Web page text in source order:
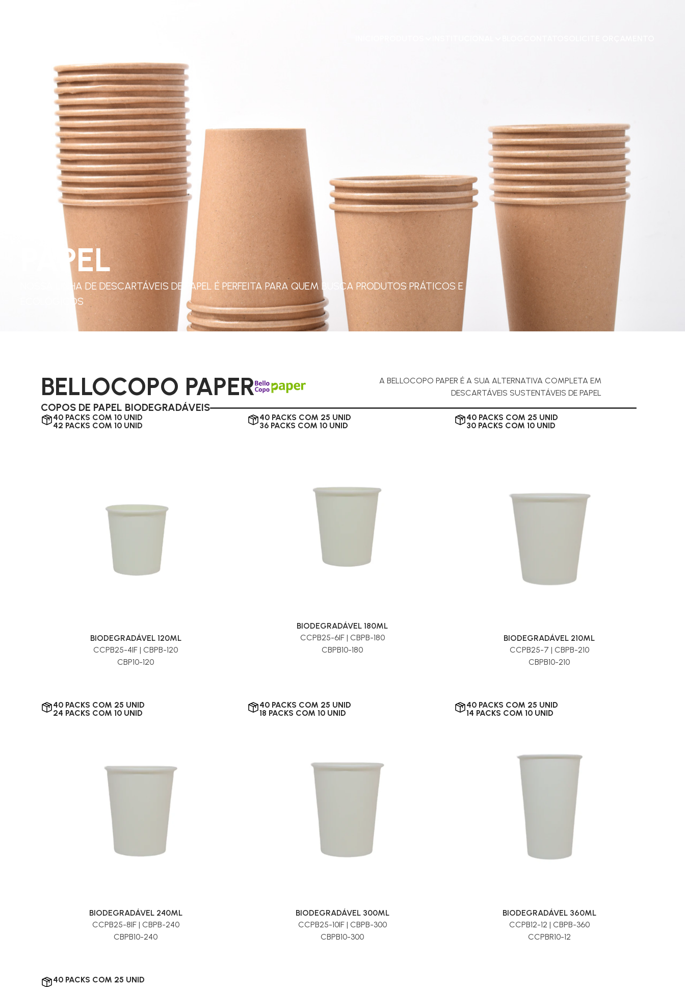
PAPEL
NOSSA LINHA DE DESCARTÁVEIS DE PAPEL É PERFEITA PARA QUEM BUSCA PRODUTOS PRÁTICOS E
ECOLÓGICOS
BELLOCOPO PAPER
A BELLOCOPO PAPER É A SUA ALTERNATIVA COMPLETA EM
DESCARTÁVEIS SUSTENTÁVEIS DE PAPEL
COPOS DE PAPEL BIODEGRADÁVEIS
40 PACKS COM 10 UNID
42 PACKS COM 10 UNID
BIODEGRADÁVEL 120ML
CCPB25-4IF | CBPB-120
CBP10-120
40 PACKS COM 25 UNID
36 PACKS COM 10 UNID
BIODEGRADÁVEL 180ML
CCPB25-6IF | CBPB-180
CBPB10-180
40 PACKS COM 25 UNID
30 PACKS COM 10 UNID
BIODEGRADÁVEL 210ML
CCPB25-7 | CBPB-210
CBPB10-210
40 PACKS COM 25 UNID
24 PACKS COM 10 UNID
BIODEGRADÁVEL 240ML
CCPB25-8IF | CBPB-240
CBPB10-240
40 PACKS COM 25 UNID
18 PACKS COM 10 UNID
BIODEGRADÁVEL 300ML
CCPB25-10IF | CBPB-300
CBPB10-300
40 PACKS COM 25 UNID
14 PACKS COM 10 UNID
BIODEGRADÁVEL 360ML
CCPB12-12 | CBPB-360
CCPBR10-12
40 PACKS COM 25 UNID